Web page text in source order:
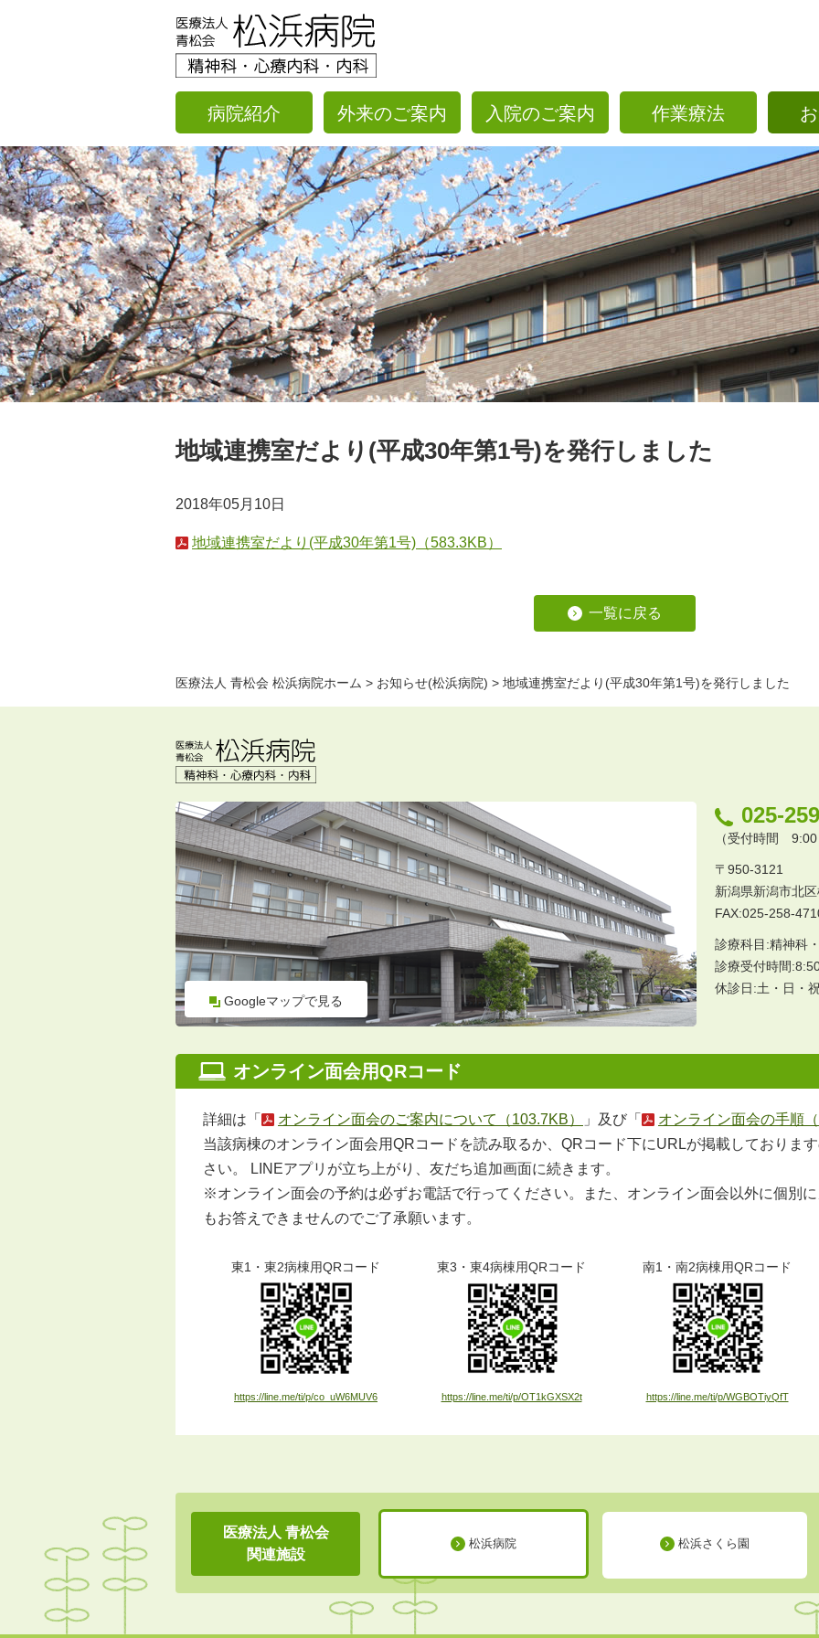
病院紹介 外来のご案内 入院のご案内 作業療法
地域連携室だより(平成30年第1号)を発行しました
2018年05月10日
地域連携室だより(平成30年第1号)（583.3KB）
一覧に戻る
医療法人 青松会 松浜病院ホーム > お知らせ(松浜病院) > 地域連携室だより(平成30年第1号)を発行しました
Googleマップで見る
025-
（受付時間 9:00
〒950-3121
新潟県新潟市北
FAX:025-258-
診療科目:精神科
診療受付時間
休診日:土・日・
オンライン面会用QRコード
詳細は「 オンライン面会のご案内について（103.7KB） 」及び「 オンライン面会の手順（
当該病棟のオンライン面会用QRコードを読み取るか、QRコード下にURLが掲載しておりま
さい。 LINEアプリが立ち上がり、友だち追加画面に続きます。
※オンライン面会の予約は必ずお電話で行ってください。また、オンライン面会以外に個別
もお答えできませんのでご了承願います。
東1・東2病棟用QRコード
https://line.me/ti/p/co_uW6MUV6
東3・東4病棟用QRコード
https://line.me/ti/p/OT1kGXSX2t
南1・南2病棟用QRコード
https://line.me/ti/p/WGBOTiyQfT
医療法人 青松会
関連施設
松浜病院 松浜さくら園